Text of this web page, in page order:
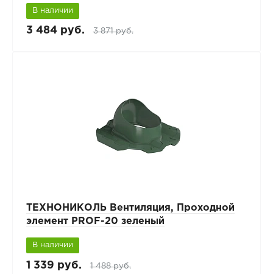
В наличии
3 484 руб. 3 871 руб.
ТЕХНОНИКОЛЬ Вентиляция, Проходной
элемент PROF-20 зеленый
В наличии
1 339 руб. 1 488 руб.